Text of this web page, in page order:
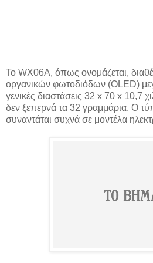
Το WX06A, όπως ονομάζεται,
οργανικών φωτοδιόδων (OLED)
γενικές διαστάσεις 32 x 70 x 10,7
δεν ξεπερνά τα 32 γραμμάρια. Ο
συναντάται συχνά σε μοντέλα